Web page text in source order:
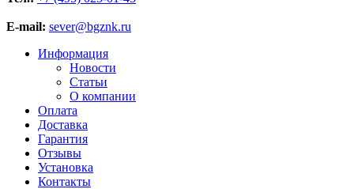
E-mail: sever@bgznk.ru
Информация
Новости
Статьи
О компании
Оплата
Доставка
Гарантия
Отзывы
Установка
Контакты